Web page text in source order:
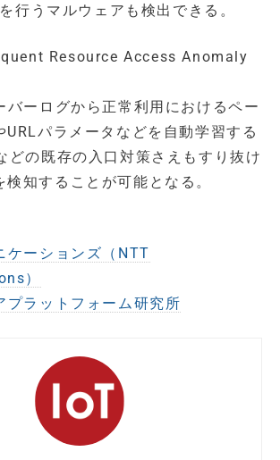
行うマルウェアも検出できる。
Resource Access Anomaly
バーログから正常利用におけるペー
URLパラメータなどを自動学習する
どの既存の入口対策さえもすり抜け
知することが可能となる。
ケーションズ（NTT
）
プラットフォーム研究所